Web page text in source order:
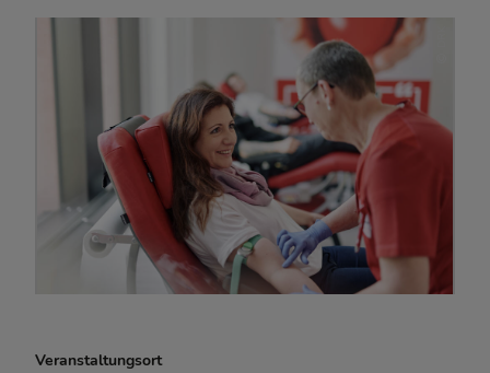
Veranstaltungsort